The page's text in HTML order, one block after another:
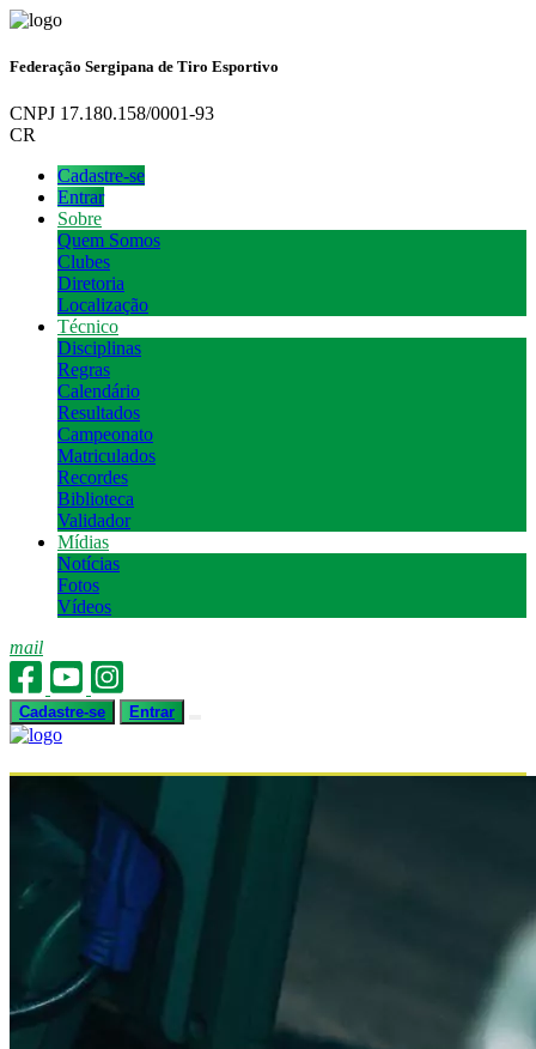
Federação Sergipana de Tiro Esportivo
CNPJ 17.180.158/0001-93
CR
Cadastre-se
Entrar
Sobre
Quem Somos
Clubes
Diretoria
Localização
Técnico
Disciplinas
Regras
Calendário
Resultados
Campeonato
Matriculados
Recordes
Biblioteca
Validador
Mídias
Notícias
Fotos
Vídeos
mail
Cadastre-se Entrar